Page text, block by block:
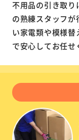
不用品の引き取り
の熟練スタッフ
い家電類や模様
で安心してお任せ